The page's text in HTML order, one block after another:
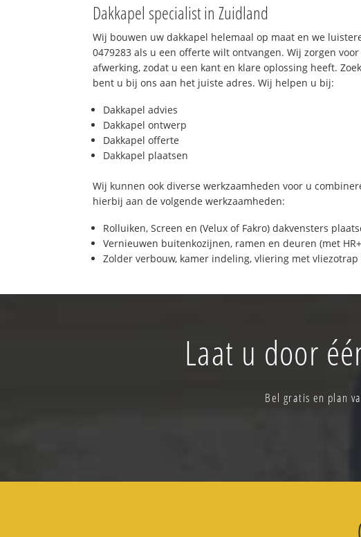
Dakkapel specialist in Zuidland
Wij bouwen uw dakkapel helemaal op maat en we
0479283 als u een offerte wilt ontvangen. Wij zorgen
afwerking, zodat u een kant en klare oplossing heeft.
bent u bij ons aan het juiste adres. Wij helpen u bij:
Dakkapel advies
Dakkapel ontwerp
Dakkapel offerte
Dakkapel plaatsen
Wij kunnen ook diverse werkzaamheden voor u
hierbij aan de volgende werkzaamheden:
Rolluiken, Screen en (Velux of Fakro) dakvensters
Vernieuwen buitenkozijnen, ramen en deuren (met
Zolder verbouw, kamer indeling, vliering met
Laat u door
Bel gratis en plan